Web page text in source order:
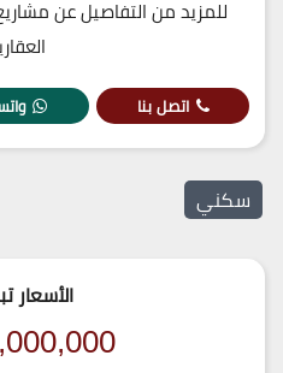
للمزيد من التفاصيل عن
اتصل بنا
سكني
الأسعار